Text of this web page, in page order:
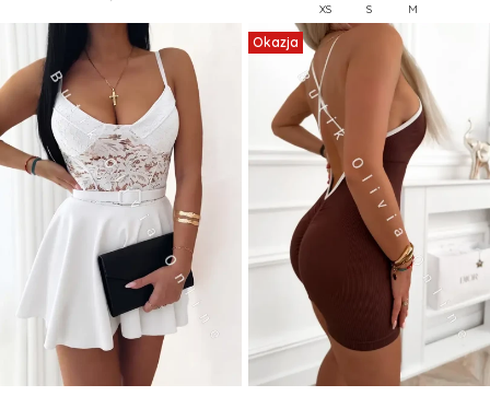
XS S M
Okazja